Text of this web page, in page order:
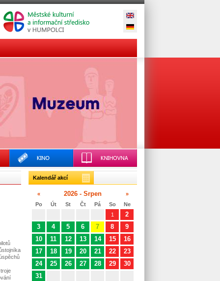
Kalendář akcí
« 2026 - Srpen
»
Po
Út St Čt Pá So
Ne
1
2
3
4 5 6 7 8
9
10
11 12 13 14 15
16
17
18 19 20 21 22
23
24
25 26 27 28 29
30
31